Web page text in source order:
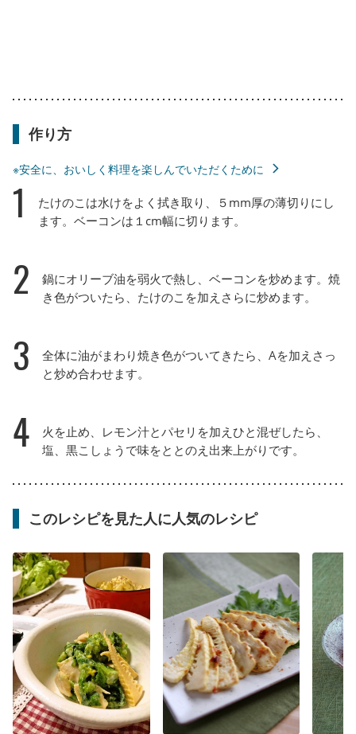
作り方
※安全に、おいしく料理を楽しんでいただくために
1
たけのこは水けをよく拭き取り、５mm厚の薄切りにし
ます。ベーコンは１cm幅に切ります。
2
鍋にオリーブ油を弱火で熱し、ベーコンを炒めます。焼
き色がついたら、たけのこを加えさらに炒めます。
3
全体に油がまわり焼き色がついてきたら、Aを加えさっ
と炒め合わせます。
4
火を止め、レモン汁とパセリを加えひと混ぜしたら、
塩、黒こしょうで味をととのえ出来上がりです。
このレシピを見た人に人気のレシピ